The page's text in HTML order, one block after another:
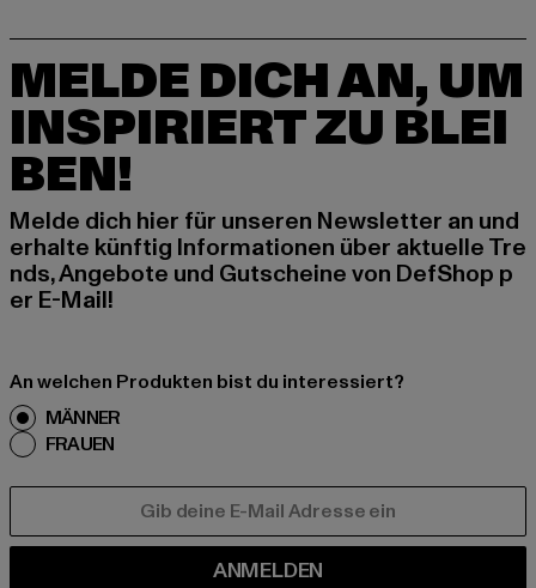
MELDE DICH AN, UM
INSPIRIERT ZU BLEI
BEN!
Melde dich hier für unseren Newsletter an und
erhalte künftig Informationen über aktuelle Tre
nds, Angebote und Gutscheine von DefShop p
er E-Mail!
An welchen Produkten bist du interessiert?
MÄNNER
FRAUEN
ANMELDEN